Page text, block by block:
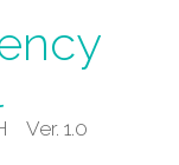
Ver. 1.0